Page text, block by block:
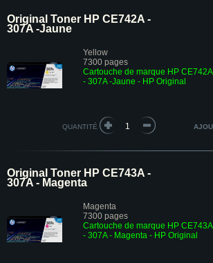
Original Toner HP CE742A -
307A -Jaune
Yellow
7300 pages
Cartouche de marque HP CE742A
- 307A -Jaune - HP Original
QUANTITÉ
Original Toner HP CE743A -
307A - Magenta
Magenta
7300 pages
Cartouche de marque HP CE743A
- 307A - Magenta - HP Original